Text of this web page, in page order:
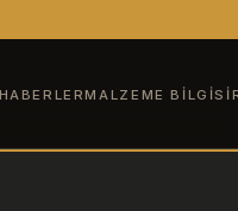
HABERLERMALZEME BILGISI